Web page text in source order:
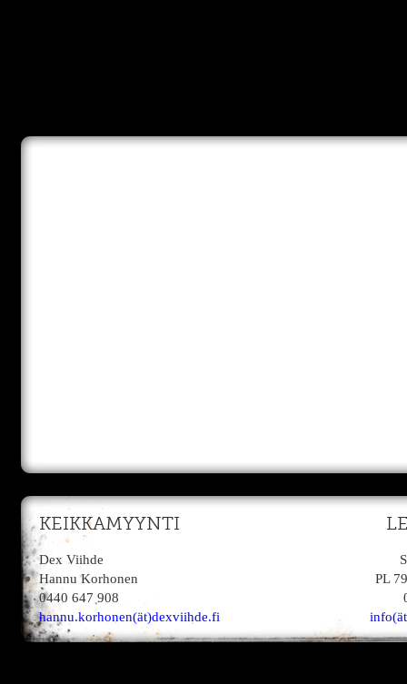
KEIKKAMYYNTI
Dex Viihde
Hannu Korhonen
0440 647 908
hannu.korhonen(ät)dexviihde.fi
PL